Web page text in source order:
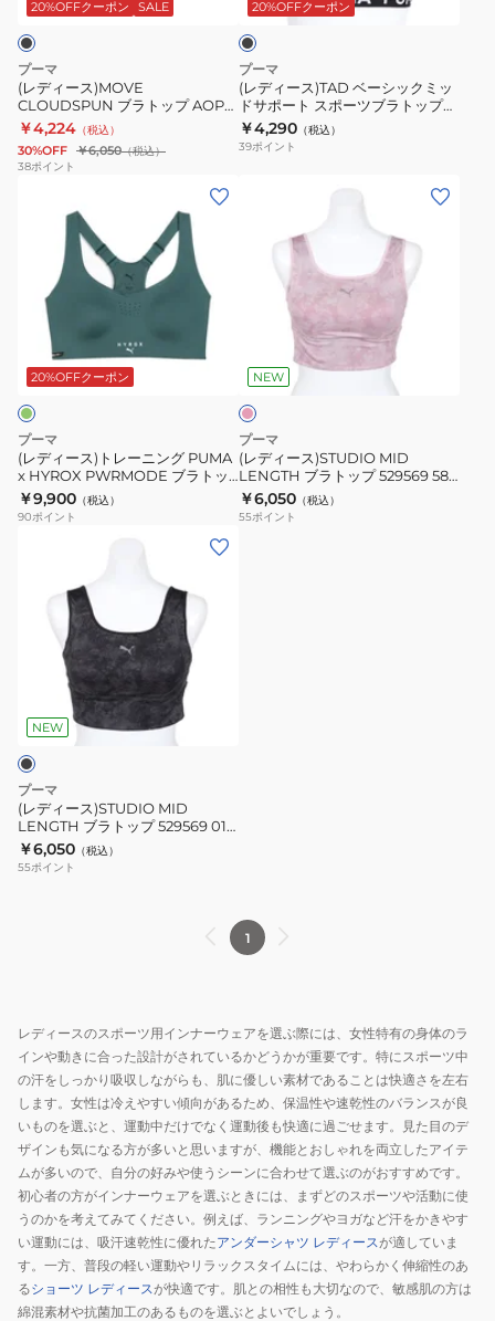
527997
02
WHT
プ
527013
ブ
ラ
ト
ッ
プ
ミ
527997
01
BLK
ト
ッ
プ
AOP
527505
01
20%OFFクーポン SALE
プーマ
(レディース)MOVE
CLOUDSPUN ブラトップ AOP
527505 01 BLK
￥4,224 （税込）
30%OFF ￥6,050（税込）
38ポイント
ッ
ク
ミ
ッ
ド
ブ
ラ
ト
ッ
プ
528936
20%OFFクーポン
ッ
プーマ
(レディース)TAD ベーシックミッ
ドサポート スポーツブラトップ
528936 01 BLK
￥4,290 （税込）
39ポイント
ー
ニ
ン
グ
PUMA
x
ミ
ィ
ア
ム
サ
ポ
20%OFFクーポン
プーマ
(レディース)トレーニング PUMA
x HYROX PWRMODE ブラトッ
プ ミディアムサポート 529149 69
DGRN
￥9,900 （税込）
90ポイント
ス)STUDIO
LENGTH
ブ
ラ
ト
ッ
プ
529569
NEW
ン
ク
プーマ
(レディース)STUDIO MID
LENGTH ブラトップ 529569 58
PNK
￥6,050 （税込）
55ポイント
ス)STUDIO
LENGTH
ブ
ラ
ト
ッ
プ
529569
NEW
プーマ
(レディース)STUDIO MID
LENGTH ブラトップ 529569 01
BLK
￥6,050 （税込）
55ポイント
1
レディースのスポーツ用インナーウェアを選ぶ際には、女性特有の身体のラ
インや動きに合った設計がされているかどうかが重要です。特にスポーツ中
の汗をしっかり吸収しながらも、肌に優しい素材であることは快適さを左右
します。女性は冷えやすい傾向があるため、保温性や速乾性のバランスが良
いものを選ぶと、運動中だけでなく運動後も快適に過ごせます。見た目のデ
ザインも気になる方が多いと思いますが、機能とおしゃれを両立したアイテ
ムが多いので、自分の好みや使うシーンに合わせて選ぶのがおすすめです。
初心者の方がインナーウェアを選ぶときには、まずどのスポーツや活動に使
うのかを考えてみてください。例えば、ランニングやヨガなど汗をかきやす
い運動には、吸汗速乾性に優れたアンダーシャツ レディースが適していま
す。一方、普段の軽い運動やリラックスタイムには、やわらかく伸縮性のあ
るショーツ レディースが快適です。肌との相性も大切なので、敏感肌の方は
綿混素材や抗菌加工のあるものを選ぶとよいでしょう。